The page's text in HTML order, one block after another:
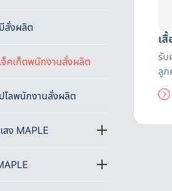
สั่งผลิต
จ็คเก็ตพนักงานสั่งผลิต
ปโลพนักงานสั่งผลิต
สง MAPLE
เ
รับ
ลูก
ต
สะ